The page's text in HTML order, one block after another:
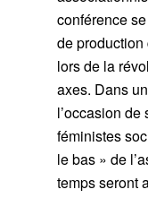
conférence
de production
lors de la
axes. Dans
l’occasion de
féministes
le bas » de
temps seront